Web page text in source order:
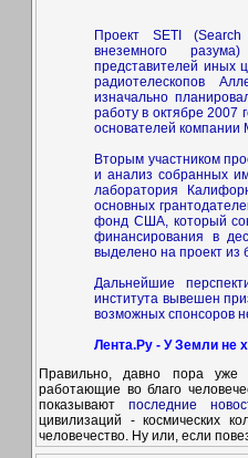
Проект SETI
внеземного
представителей иных
радиотелескопов
изначально
работу в октябре 2007
основателей компании
Вторым участником
и анализ собранных
лаборатория
основных
фонд США, который
финансирования в
выделено на проект
Дальнейшие
института вывешен
возможных спонсоров
Лента.Ру - У Земли не
Правильно, давно пора уже
работающие во благо
показывают последние
цивилизаций - космических
человечество. Ну или, если